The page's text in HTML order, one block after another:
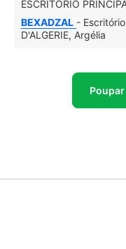
ESCRITÓRIO
BEXADZAL -
D'ALGERIE, Argélia